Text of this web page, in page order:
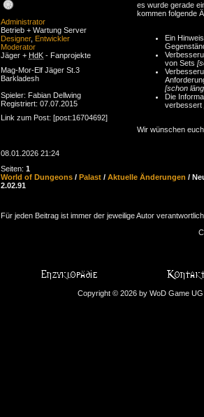
Administrator
Betrieb + Wartung Server
Designer, Entwickler
Moderator
Jäger + HdK - Fanprojekte
Mag-Mor-Elf Jäger St.3
Barkladesh
Spieler: Fabian Dellwing
Registriert: 07.07.2015
Link zum Post: [post:16704692]
es wurde gerade
kommen folgende
Ein
von Sets
[schon
Die
verbessert
Wir wünschen
08.01.2026 21:24
Seiten: 1
World of Dungeons / Palast / Aktuelle Änderungen /
2.02.91
Für jeden Beitrag ist immer der jeweilige Autor verantwortlich.
Copyright © 2026 by WoD Game